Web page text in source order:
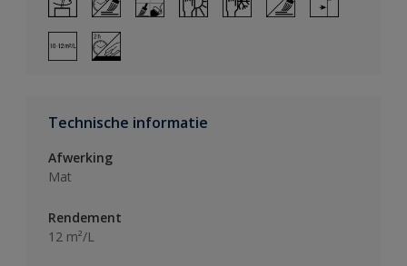
Technische informatie
Afwerking
Mat
Rendement
12 m²/L